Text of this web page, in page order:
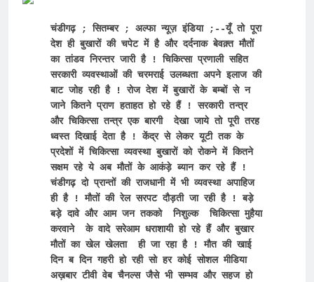
चंडीगढ़ ; सितम्बर ; अल्फा न्यूज़ इंडिया ;--यूँ तो पूरा
देश ही बुखारों की चपेट में है और दर्दनाक बेवक़्त मौतों
का तांडव निरन्तर जारी है ! चिकित्सा प्रणाली सहित
सरकारी व्यवस्थाओं की चरमराई उलब्धता अपने इलाज की
बाट जोह रही है ! रोज देश में बुखारों के बम्बों से न
जाने कितने प्राण हताहत हो रहे हैं ! सरकारी तन्त्र
और चिकित्सा तन्त्र एक बारगी  देखा जाये तो पूरी तरह
ध्वस्त दिखाई देता है ! केंद्र से लेकर यूटी तक के
प्रदेशों में चिकित्सा व्यवस्था बुखारों को रोकने में कितने
सक्षम रहे ये अब मौतों के आकंड़े ब्यान कर रहे हैं !
चंडीगढ़ दो प्रान्तों की राजधानी में भी व्यवस्था अपाहिज
ही है ! मौतों की रेल सरपट दौड़ती जा रही है ! बड़े
बड़े दावे और आम जन तकको  निशुल्क  चिकित्सा मुहैया
करवाने  के वादे सरेआम धराशायी हो रहे हैं और बुखार
मौतों का खेल खेलता  ही जा रहा है ! मौत की खाई
दिन ब दिन गहरी हो रही सो हर कोई सोशल मीडिया
अख़बार टीवी वेब चैनल्स जैसे भी सम्भव और सहज हो